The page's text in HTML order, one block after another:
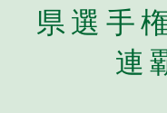
県選手
連